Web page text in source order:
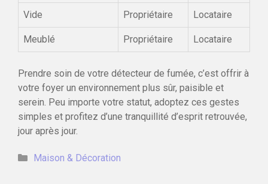
Vide Propriétaire Locataire
Meublé Propriétaire Locataire
Prendre soin de votre détecteur de fumée, c’est offrir à
votre foyer un environnement plus sûr, paisible et
serein. Peu importe votre statut, adoptez ces gestes
simples et profitez d’une tranquillité d’esprit retrouvée,
jour après jour.
Catégories
Maison & Décoration